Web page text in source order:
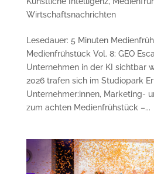
Wirtschaftsnachrichten
Lesedauer: 5 Minuten
Medienfrühstück Vol. 8: GEO
Unternehmen in der KI sichtbar
2026 trafen sich im Studiopark
Unternehmer:innen, Marketing-
zum achten Medienfrühstück –...